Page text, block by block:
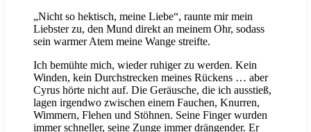
„Nicht so hektisch, meine Liebe“, raunte mir mein
Liebster zu, den Mund direkt an meinem Ohr, sodass
sein warmer Atem meine Wange streifte.
Ich bemühte mich, wieder ruhiger zu werden. Kein
Winden, kein Durchstrecken meines Rückens … aber
Cyrus hörte nicht auf. Die Geräusche, die ich ausstieß,
lagen irgendwo zwischen einem Fauchen, Knurren,
Wimmern, Flehen und Stöhnen. Seine Finger wurden
immer schneller, seine Zunge immer drängender. Er